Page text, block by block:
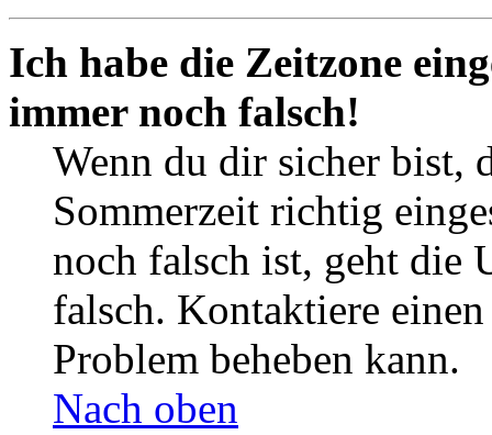
Ich habe die Zeitzone
immer noch falsch!
Wenn du dir sicher bist,
Sommerzeit richtig
noch falsch ist, geht die
falsch. Kontaktiere
Problem beheben kann.
Nach oben